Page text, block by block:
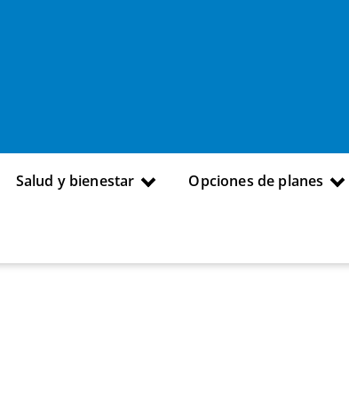
Salud y bienestar Opciones de planes